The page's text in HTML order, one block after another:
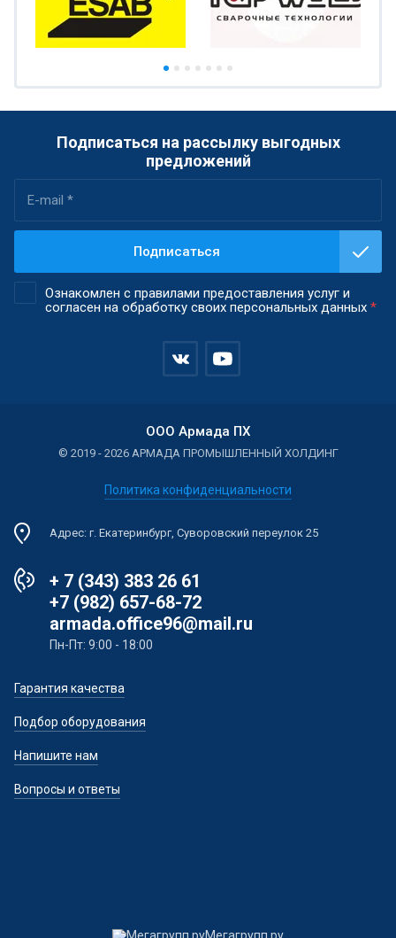
Подписаться на рассылку выгодных
предложений
Ознакомлен с правилами предоставления услуг и
согласен на обработку своих персональных данных *
Подписаться
ООО Армада ПХ
© 2019 - 2026 АРМАДА ПРОМЫШЛЕННЫЙ ХОЛДИНГ
Политика конфиденциальности
Адрес: г. Екатеринбург, Суворовский переулок 25
+ 7 (343) 383 26 61
+7 (982) 657-68-72
armada.office96@mail.ru
Пн-Пт: 9:00 - 18:00
Гарантия качества
Подбор оборудования
Напишите нам
Вопросы и ответы
Мегагрупп.ру